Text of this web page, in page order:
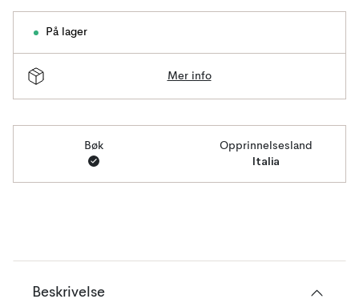
På lager
Mer info
Bøk Opprinnelsesland
Italia
Beskrivelse